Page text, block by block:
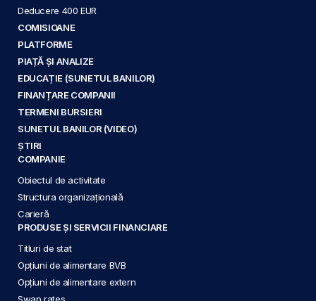
Deducere 400 EUR
COMISIOANE
PLATFORME
PIAȚĂ ȘI ANALIZE
EDUCAȚIE (SUNETUL BANILOR)
FINANȚARE COMPANII
TERMENI BURSIERI
SUNETUL BANILOR (VIDEO)
ȘTIRI
COMPANIE
Obiectul de activitate
Structura organizațională
Carieră
PRODUSE ȘI SERVICII FINANCIARE
Titluri de stat
Opțiuni de alimentare BVB
Opțiuni de alimentare extern
Swap rates